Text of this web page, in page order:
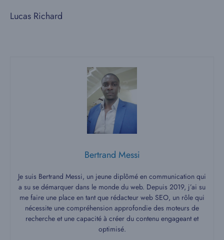
Lucas Richard
Bertrand Messi
Je suis Bertrand Messi, un jeune diplômé en communication qui
a su se démarquer dans le monde du web. Depuis 2019, j’ai su
me faire une place en tant que rédacteur web SEO, un rôle qui
nécessite une compréhension approfondie des moteurs de
recherche et une capacité à créer du contenu engageant et
optimisé.